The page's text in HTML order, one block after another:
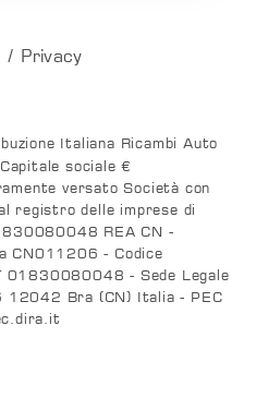
Privacy
Italiana Ricambi Auto
sociale €
versato Società con
registro delle imprese di
REA CN -
CN011206 - Codice
01830080048 - Sede Legale
12042 Bra (CN) Italia - PEC